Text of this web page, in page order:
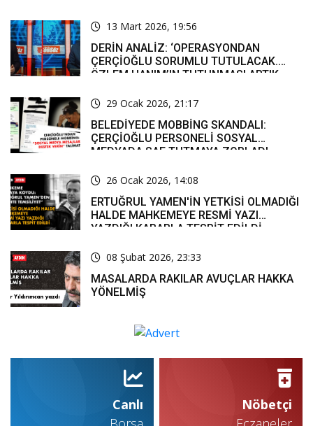
13 Mart 2026, 19:56
DERİN ANALİZ: ‘OPERASYONDAN
ÇERÇİOĞLU SORUMLU TUTULACAK.
ÖZLEM HANIM’IN TUTUNMASI ARTIK
29 Ocak 2026, 21:17
BELEDİYEDE MOBBİNG SKANDALI:
ÇERÇİOĞLU PERSONELİ SOSYAL
MEDYADA SAF TUTMAYA ZORLADI
26 Ocak 2026, 14:08
ERTUĞRUL YAMEN'İN YETKİSİ OLMADIĞI
HALDE MAHKEMEYE RESMİ YAZI
YAZDIĞI KARARLA TESPİT EDİLDİ
08 Şubat 2026, 23:33
MASALARDA RAKILAR AVUÇLAR HAKKA
YÖNELMİŞ
Canlı
Nöbetçi